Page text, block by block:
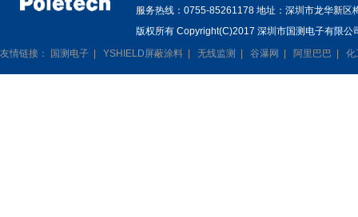
服务热线：0755-85261178 地址：深圳市龙华新区
版权所有 Copyright(C)2017 深圳市国测电子有限公
友情链接：
国测电子 YSHIELD屏蔽涂料 无线监测 谷瀑网 阿里巴巴 化